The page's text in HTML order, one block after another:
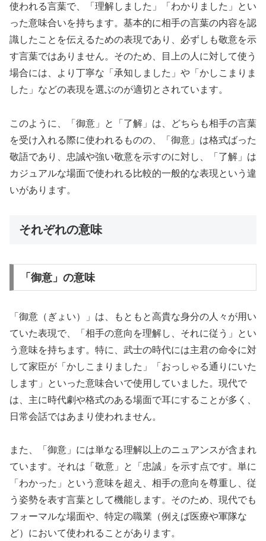
使われる言葉で、「理解しました」「わかりました」とい
った意味合いを持ちます。基本的に相手の言葉の内容を認
識したことを伝えるための表現であり、必ずしも敬意を示
す言葉ではありません。そのため、目上の人に対して使う
場合には、より丁寧な「承知しました」や「かしこまりま
した」などの表現を選ぶのが適切とされています。
このように、「御意」と「了解」は、どちらも相手の言葉
を受け入れる際に使われるものの、「御意」は格式ばった
敬語であり、忠誠や強い敬意を示すのに対し、「了解」は
カジュアルな場面で使われる比較的一般的な表現という違
いがあります。
それぞれの意味
「御意」の意味
「御意（ぎょい）」は、もともと高貴な身分の人々が用い
ていた表現で、「相手の意向を理解し、それに従う」とい
う意味を持ちます。特に、武士の時代には主君の命令に対
して家臣が「かしこまりました」「おっしゃる通りにいた
します」といった意味合いで使用していました。現代で
は、主に時代劇や格式のある場面で耳にすることが多く、
日常会話ではあまり使われません。
また、「御意」には単なる理解以上のニュアンスが含まれ
ています。それは「敬意」と「忠誠」を示す点です。単に
「わかった」という意味を超え、相手の意向を尊重し、従
う姿勢を表す言葉として機能します。そのため、現代でも
フォーマルな場面や、特定の職業（例えば医療や軍隊な
ど）において使われることがあります。